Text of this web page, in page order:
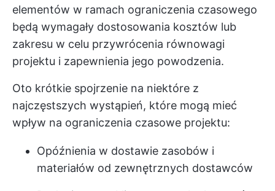
elementów w ramach ograniczenia czasowego
będą wymagały dostosowania kosztów lub
zakresu w celu przywrócenia równowagi
projektu i zapewnienia jego powodzenia.
Oto krótkie spojrzenie na niektóre z
najczęstszych wystąpień, które mogą mieć
wpływ na ograniczenia czasowe projektu:
Opóźnienia w dostawie zasobów i
materiałów od zewnętrznych dostawców